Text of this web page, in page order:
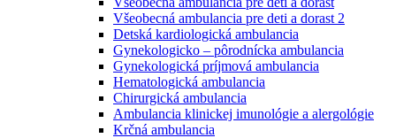
Všeobecná ambulancia pre deti a dorast 2
Detská kardiologická ambulancia
Gynekologicko – pôrodnícka ambulancia
Gynekologická príjmová ambulancia
Hematologická ambulancia
Chirurgická ambulancia
Ambulancia klinickej imunológie a alergológie
Krčná ambulancia